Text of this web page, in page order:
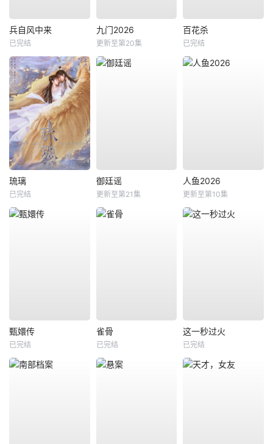
兵自风中来
已完结
九门2026
更新至第20集
百花杀
已完结
琉璃
已完结
御廷谣
更新至第21集
人鱼2026
更新至第10集
甄嬛传
已完结
雀骨
已完结
这一秒过火
已完结